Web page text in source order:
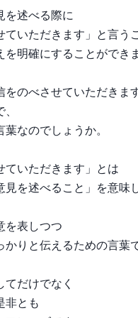
を述べる際に
ていただきます」と言う
明確にすることができま
をのべさせていただきま
なのでしょうか。
ていただきます」とは
見を述べること」を意味し
を表しつつ
りと伝えるための言葉で
てだけでなく
非とも